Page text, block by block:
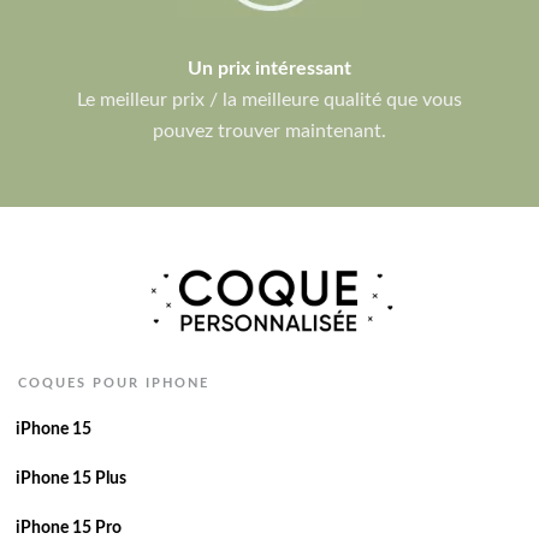
Un prix intéressant
Le meilleur prix / la meilleure qualité que vous
pouvez trouver maintenant.
COQUES POUR IPHONE
iPhone 15
iPhone 15 Plus
iPhone 15 Pro